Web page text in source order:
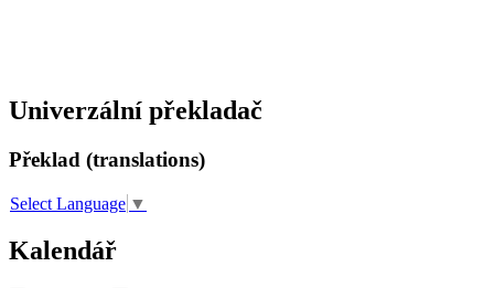
Univerzální překladač
Překlad (translations)
Select Language ▼
Kalendář